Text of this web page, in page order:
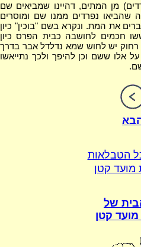
מן המתים, דהיינו שמביאים שם
נפרדים ממנו שם ומוסרים
את המת. ונקרא בשם "בוכין" כיון
חכמים לחושבה כבית הפרס כיון
רחוק יש לחוש שמא נדלדל אבר בדרך
אלו ששם וכן להיפך ולכך נתייאשו
הטבלאות
קטן
של
קטן